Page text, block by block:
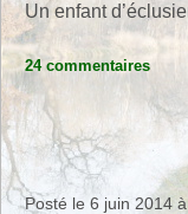
Un enfant
24 commentaires
Posté le 6 juin 2014